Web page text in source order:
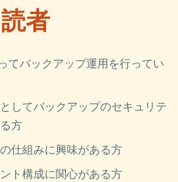
者
てバックアップ運用を行ってい
してバックアップのセキュリテ
方
仕組みに興味がある方
ト構成に関心がある方